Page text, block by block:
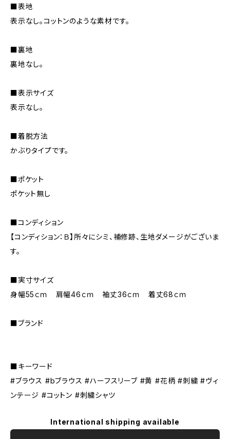
■表地
表示なし。コットンのような素材です。
■裏地
裏地なし。
■表示サイズ
表示なし。
■着脱方法
かぶりタイプです。
■ポケット
ポケット無し
■コンディション
【コンディション：Ｂ】所々にシミ、補修跡、生地ダメージがございま
す。
■実寸サイズ
身幅55ｃｍ 肩幅46ｃｍ 袖丈36ｃｍ 着丈68ｃｍ
■ブランド
■キーワード
#ブラウス #bブラウス #ハーフスリーブ #黄 #花柄 #刺繍 #ヴィ
ンテージ #コットン #刺繍シャツ
International shipping available